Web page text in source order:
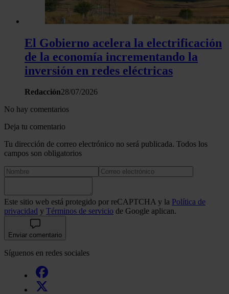
El Gobierno acelera la electrificación
de la economía incrementando la
inversión en redes eléctricas
Redacción28/07/2026
No hay comentarios
Deja tu comentario
Tu dirección de correo electrónico no será publicada. Todos los
campos son obligatorios
Este sitio web está protegido por reCAPTCHA y la Política de
privacidad y Términos de servicio de Google aplican.
Enviar comentario
Síguenos en redes sociales